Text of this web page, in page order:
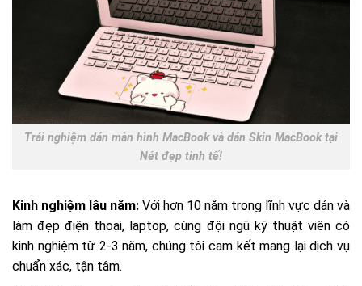
Trải nghiệm dán màn hình MacBook và dán Skin MacBook tại
Nét đẹp tinh tế!
Kinh nghiệm lâu năm: Với hơn 10 năm trong lĩnh vực dán và
làm đẹp điện thoại, laptop, cùng đội ngũ kỹ thuật viên có
kinh nghiệm từ 2-3 năm, chúng tôi cam kết mang lại dịch vụ
chuẩn xác, tận tâm.